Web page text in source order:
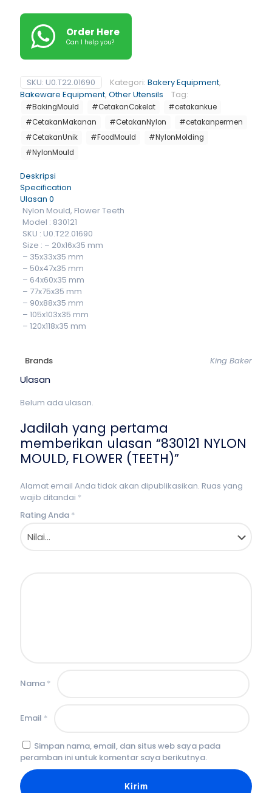
Order Here
Can I help you?
SKU: U0.T22.01690 Kategori: Bakery Equipment,
Bakeware Equipment, Other Utensils Tag:
#BakingMould #CetakanCokelat
#cetakankue
#CetakanMakanan
#CetakanNylon
#cetakanpermen
#CetakanUnik
#FoodMould
#NylonMolding
#NylonMould
Deskripsi
Specification
Ulasan 0
Nylon Mould, Flower Teeth
Model : 830121
SKU : U0.T22.01690
Size : – 20x16x35 mm
– 35x33x35 mm
– 50x47x35 mm
– 64x60x35 mm
– 77x75x35 mm
– 90x88x35 mm
– 105x103x35 mm
– 120x118x35 mm
Brands King Baker
Ulasan
Belum ada ulasan.
Jadilah yang pertama
memberikan ulasan “830121 NYLON
MOULD, FLOWER (TEETH)”
Alamat email Anda tidak akan dipublikasikan. Ruas yang
wajib ditandai *
Rating Anda *
Nama *
Email *
Simpan nama, email, dan situs web saya pada
peramban ini untuk komentar saya berikutnya.